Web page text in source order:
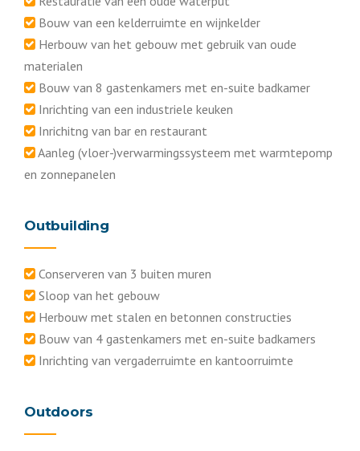
Bouw van een kelderruimte en wijnkelder
Herbouw van het gebouw met gebruik van oude
materialen
Bouw van 8 gastenkamers met en-suite badkamer
Inrichting van een industriele keuken
Inrichitng van bar en restaurant
Aanleg (vloer-)verwarmingssysteem met warmtepomp
en zonnepanelen
Outbuilding
Conserveren van 3 buiten muren
Sloop van het gebouw
Herbouw met stalen en betonnen constructies
Bouw van 4 gastenkamers met en-suite badkamers
Inrichting van vergaderruimte en kantoorruimte
Outdoors